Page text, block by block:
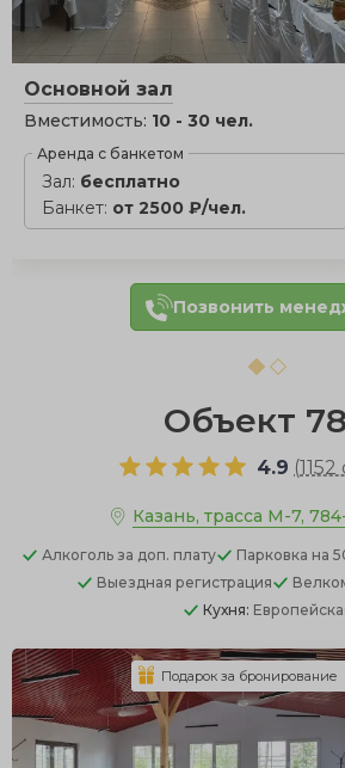
Основной зал
Вместимость: 10 - 30 чел.
Аренда с банкетом
Зал: бесплатно
Банкет: от 2500 ₽/чел.
Позвонить
Объект
4.9 (
Казань, трасса М-7,
Алкоголь за доп. плату Парковка на
Выездная регистрация
Кухня:
Подарок за бронирование